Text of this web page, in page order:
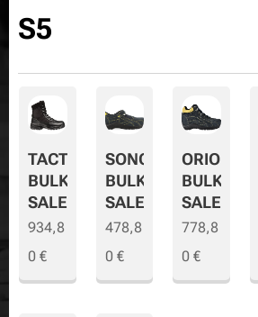
S5
TACTIC
BULK
SALE
934,8
0 €
SONORA
BULK
SALE
478,8
0€
ORION
BULK
SALE
778,8
0 €